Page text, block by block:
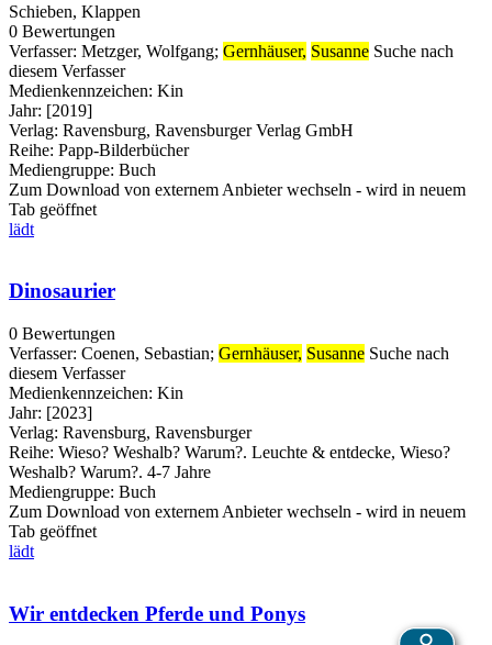
Schieben, Klappen
0 Bewertungen
Verfasser: Metzger, Wolfgang; Gernhäuser, Susanne Suche nach
diesem Verfasser
Medienkennzeichen: Kin
Jahr: [2019]
Verlag: Ravensburg, Ravensburger Verlag GmbH
Reihe: Papp-Bilderbücher
Mediengruppe: Buch
Zum Download von externem Anbieter wechseln - wird in neuem
Tab geöffnet
lädt
Dinosaurier
0 Bewertungen
Verfasser: Coenen, Sebastian; Gernhäuser, Susanne Suche nach
diesem Verfasser
Medienkennzeichen: Kin
Jahr: [2023]
Verlag: Ravensburg, Ravensburger
Reihe: Wieso? Weshalb? Warum?. Leuchte & entdecke, Wieso?
Weshalb? Warum?. 4-7 Jahre
Mediengruppe: Buch
Zum Download von externem Anbieter wechseln - wird in neuem
Tab geöffnet
lädt
Wir entdecken Pferde und Ponys